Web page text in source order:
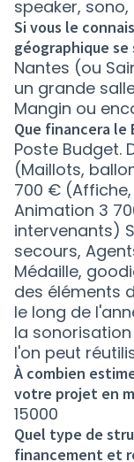
speaker,
Si vous le
géographique
Nantes (ou
un grande
Mangin ou
Que financera
Poste Budget.
(Maillots,
700 €
Animation 3
intervenants)
secours,
Médaille,
des éléments
le long de
la
l'on peut
À combien
votre projet en
15000
Quel type de
financement et